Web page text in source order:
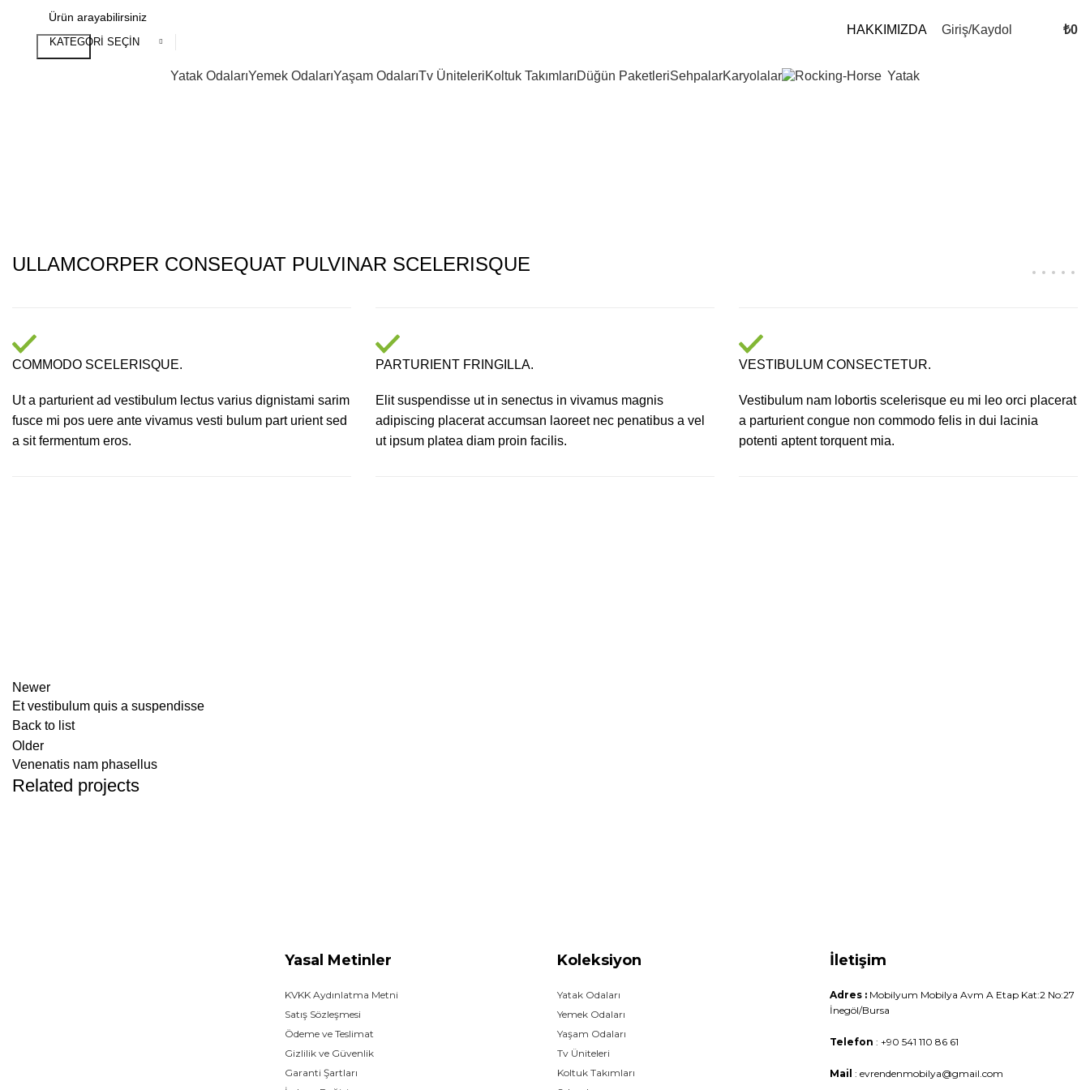
KATEGORI SEÇIN
Search
HAKKIMIZDA Giriş/Kaydol ₺0
Yatak OdalarıYemek OdalarıYaşam OdalarıTv ÜniteleriKoltuk TakımlarıDüğün PaketleriSehpalarKaryolalar Yatak
ULLAMCORPER CONSEQUAT PULVINAR SCELERISQUE
COMMODO SCELERISQUE.
Ut a parturient ad vestibulum lectus varius dignistami sarim
fusce mi pos uere ante vivamus vesti bulum part urient sed
a sit fermentum eros.
PARTURIENT FRINGILLA.
Elit suspendisse ut in senectus in vivamus magnis
adipiscing placerat accumsan laoreet nec penatibus a vel
ut ipsum platea diam proin facilis.
VESTIBULUM CONSECTETUR.
Vestibulum nam lobortis scelerisque eu mi leo orci placerat
a parturient congue non commodo felis in dui lacinia
potenti aptent torquent mia.
Newer
Et vestibulum quis a suspendisse
Back to list
Older
Venenatis nam phasellus
Related projects
Yasal Metinler
KVKK Aydınlatma Metni
Satış Sözleşmesi
Ödeme ve Teslimat
Gizlilik ve Güvenlik
Garanti Şartları
Koleksiyon
Yatak Odaları
Yemek Odaları
Yaşam Odaları
Tv Üniteleri
Koltuk Takımları
İletişim
Adres : Mobilyum Mobilya Avm A Etap Kat:2 No:27
İnegöl/Bursa
Telefon : +90 541 110 86 61
Mail : evrendenmobilya@gmail.com